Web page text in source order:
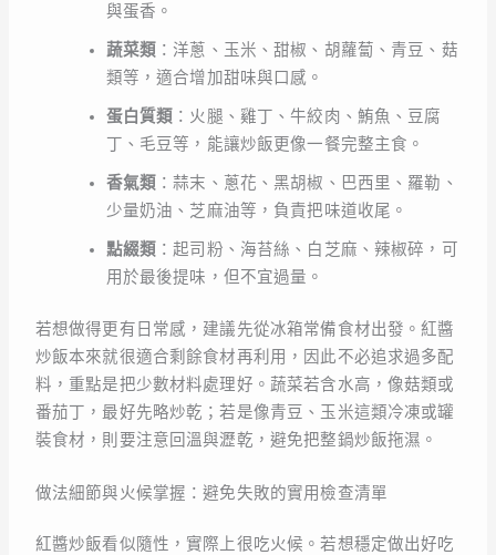
與蛋香。
蔬菜類 ：洋蔥、玉米、甜椒、胡蘿蔔、青豆、菇
類等，適合增加甜味與口感。
蛋白質類 ：火腿、雞丁、牛絞肉、鮪魚、豆腐
丁、毛豆等，能讓炒飯更像一餐完整主食。
香氣類 ：蒜末、蔥花、黑胡椒、巴西里、羅勒、
少量奶油、芝麻油等，負責把味道收尾。
點綴類 ：起司粉、海苔絲、白芝麻、辣椒碎，可
用於最後提味，但不宜過量。
若想做得更有日常感，建議先從冰箱常備食材出發。紅醬
炒飯本來就很適合剩餘食材再利用，因此不必追求過多配
料，重點是把少數材料處理好。蔬菜若含水高，像菇類或
番茄丁，最好先略炒乾；若是像青豆、玉米這類冷凍或罐
裝食材，則要注意回溫與瀝乾，避免把整鍋炒飯拖濕。
做法細節與火候掌握：避免失敗的實用檢查清單
紅醬炒飯看似隨性，實際上很吃火候。若想穩定做出好吃